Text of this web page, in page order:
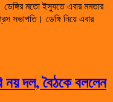
মতো ইস্যুতে এবার মমতার
সভাপতি। ডেঙ্গি নিয়ে এবার
নয় দল, বৈঠকে বললেন